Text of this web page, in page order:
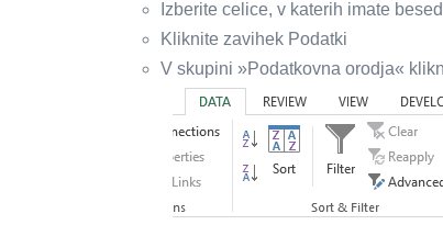
Izberite celice, v katerih imate
Kliknite zavihek Podatki
V skupini »Podatkovna orodja«